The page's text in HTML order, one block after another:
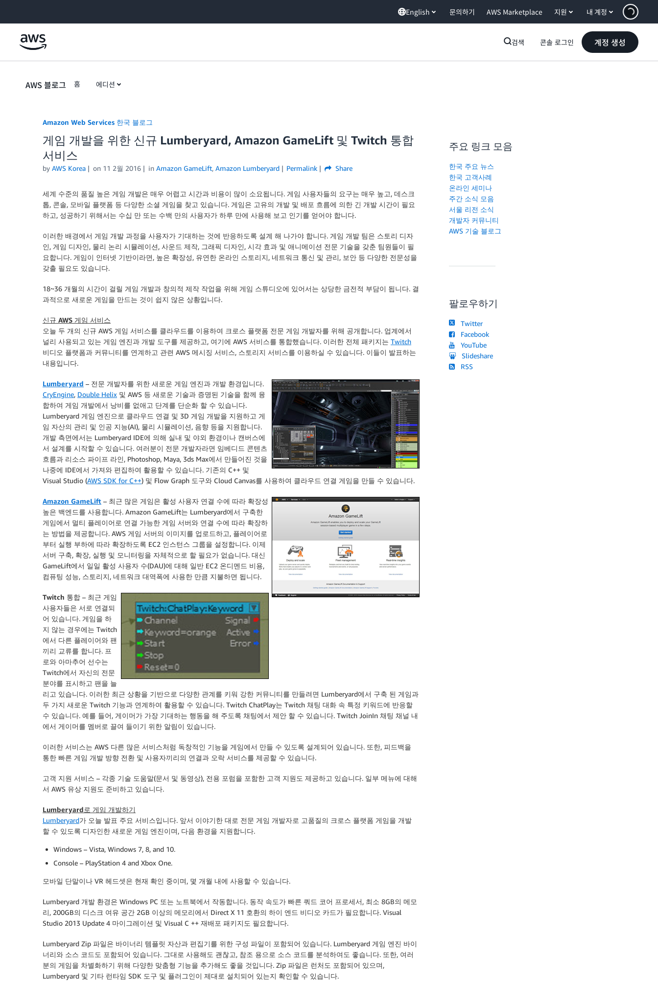
English 문의하기 AWS Marketplace 지원 내 계정
검색 콘솔 로그인 계정 생성
AWS 블로그 홈 에디션
Amazon Web Services 한국 블로그
게임 개발을 위한 신규 Lumberyard, Amazon GameLift 및 Twitch 통합
서비스
by AWS Korea on 11 2월 2016 in Amazon GameLift, Amazon Lumberyard Permalink Share
세계 수준의 품질 높은 게임 개발은 매우 어렵고 시간과 비용이 많이 소요됩니다. 게임 사용자들의 요구는 매우 높고, 데스크
톱, 콘솔, 모바일 플랫폼 등 다양한 소셜 게임을 찾고 있습니다. 게임은 고유의 개발 및 배포 흐름에 의한 긴 개발 시간이 필요
하고, 성공하기 위해서는 수십 만 또는 수백 만의 사용자가 하루 만에 사용해 보고 인기를 얻어야 합니다.
이러한 배경에서 게임 개발 과정을 사용자가 기대하는 것에 반응하도록 설계 해 나가야 합니다. 게임 개발 팀은 스토리 디자
인, 게임 디자인, 물리 논리 시뮬레이션, 사운드 제작, 그래픽 디자인, 시각 효과 및 애니메이션 전문 기술을 갖춘 팀원들이 필
요합니다. 게임이 인터넷 기반이라면, 높은 확장성, 유연한 온라인 스토리지, 네트워크 통신 및 관리, 보안 등 다양한 전문성을
갖출 필요도 있습니다.
18~36 개월의 시간이 걸릴 게임 개발과 창의적 제작 작업을 위해 게임 스튜디오에 있어서는 상당한 금전적 부담이 됩니다. 결
과적으로 새로운 게임을 만드는 것이 쉽지 않은 상황입니다.
신규 AWS 게임 서비스
오늘 두 개의 신규 AWS 게임 서비스를 클라우드를 이용하여 크로스 플랫폼 전문 게임 개발자를 위해 공개합니다. 업계에서
널리 사용되고 있는 게임 엔진과 개발 도구를 제공하고, 여기에 AWS 서비스를 통합했습니다. 이러한 전체 패키지는 Twitch
비디오 플랫폼과 커뮤니티를 연계하고 관련 AWS 메시징 서비스, 스토리지 서비스를 이용하실 수 있습니다. 이들이 발표하는
내용입니다.
Lumberyard – 전문 개발자를 위한 새로운 게임 엔진과 개발 환경입니다.
CryEngine, Double Helix 및 AWS 등 새로운 기술과 증명된 기술을 함께 융
합하여 게임 개발에서 낭비를 없애고 단계를 단순화 할 수 있습니다.
Lumberyard 게임 엔진으로 클라우드 연결 및 3D 게임 개발을 지원하고 게
임 자산의 관리 및 인공 지능(AI), 물리 시뮬레이션, 음향 등을 지원합니다.
개발 측면에서는 Lumberyard IDE에 의해 실내 및 야외 환경이나 캔버스에
서 설계를 시작할 수 있습니다. 여러분이 전문 개발자라면 임베디드 콘텐츠
흐름과 리소스 파이프 라인, Photoshop, Maya, 3ds Max에서 만들어진 것을
나중에 IDE에서 가져와 편집하여 활용할 수 있습니다. 기존의 C++ 및
Visual Studio (AWS SDK for C++) 및 Flow Graph 도구와 Cloud Canvas를 사용하여 클라우드 연결 게임을 만들 수 있습니다.
Amazon GameLift – 최근 많은 게임은 활성 사용자 연결 수에 따라 확장성
높은 백엔드를 사용합니다. Amazon GameLift는 Lumberyard에서 구축한
게임에서 멀티 플레이어로 연결 가능한 게임 서버와 연결 수에 따라 확장하
는 방법을 제공합니다. AWS 게임 서버의 이미지를 업로드하고, 플레이어로
부터 실행 부하에 따라 확장하도록 EC2 인스턴스 그룹을 설정합니다. 이제
서버 구축, 확장, 실행 및 모니터링을 자체적으로 할 필요가 없습니다. 대신
GameLift에서 일일 활성 사용자 수(DAU)에 대해 일반 EC2 온디멘드 비용,
컴퓨팅 성능, 스토리지, 네트워크 대역폭에 사용한 만큼 지불하면 됩니다.
Twitch 통합 – 최근 게임
사용자들은 서로 연결되
어 있습니다. 게임을 하
지 않는 경우에는 Twitch
에서 다른 플레이어와 팬
끼리 교류를 합니다. 프
로와 아마추어 선수는
Twitch에서 자신의 전문
분야를 표시하고 팬을 늘
리고 있습니다. 이러한 최근 상황을 기반으로 다양한 관계를 키워 강한 커뮤니티를 만들려면 Lumberyard에서 구축 된 게임과
두 가지 새로운 Twitch 기능과 연계하여 활용할 수 있습니다. Twitch ChatPlay는 Twitch 채팅 대화 속 특정 키워드에 반응할
수 있습니다. 예를 들어, 게이머가 가장 기대하는 행동을 해 주도록 채팅에서 제안 할 수 있습니다. Twitch JoinIn 채팅 채널 내
에서 게이머를 멤버로 끌여 들이기 위한 알림이 있습니다.
이러한 서비스는 AWS 다른 많은 서비스처럼 독창적인 기능을 게임에서 만들 수 있도록 설계되어 있습니다. 또한, 피드백을
통한 빠른 게임 개발 방향 전환 및 사용자끼리의 연결과 오락 서비스를 제공할 수 있습니다.
고객 지원 서비스 – 각종 기술 도움말(문서 및 동영상), 전용 포럼을 포함한 고객 지원도 제공하고 있습니다. 일부 메뉴에 대해
서 AWS 유상 지원도 준비하고 있습니다.
Lumberyard로 게임 개발하기
Lumberyard가 오늘 발표 주요 서비스입니다. 앞서 이야기한 대로 전문 게임 개발자로 고품질의 크로스 플랫폼 게임을 개발
할 수 있도록 디자인한 새로운 게임 엔진이며, 다음 환경을 지원합니다.
Windows – Vista, Windows 7, 8, and 10.
Console – PlayStation 4 and Xbox One.
모바일 단말이나 VR 헤드셋은 현재 확인 중이며, 몇 개월 내에 사용할 수 있습니다.
Lumberyard 개발 환경은 Windows PC 또는 노트북에서 작동합니다. 동작 속도가 빠른 쿼드 코어 프로세서, 최소 8GB의 메모
리, 200GB의 디스크 여유 공간 2GB 이상의 메모리에서 Direct X 11 호환의 하이 엔드 비디오 카드가 필요합니다. Visual
Studio 2013 Update 4 마이그레이션 및 Visual C ++ 재배포 패키지도 필요합니다.
Lumberyard Zip 파일은 바이너리 템플릿 자산과 편집기를 위한 구성 파일이 포함되어 있습니다. Lumberyard 게임 엔진 바이
너리와 소스 코드도 포함되어 있습니다. 그대로 사용해도 괜찮고, 참조 용으로 소스 코드를 분석하여도 좋습니다. 또한, 여러
분의 게임을 차별화하기 위해 다양한 맞춤형 기능을 추가해도 좋을 것입니다. Zip 파일은 런처도 포함되어 있으며,
Lumberyard 및 기타 런타임 SDK 도구 및 플러그인이 제대로 설치되어 있는지 확인할 수 있습니다.
주요 링크 모음
한국 주요 뉴스
한국 고객사례
온라인 세미나
주간 소식 모음
서울 리전 소식
개발자 커뮤니티
AWS 기술 블로그
팔로우하기
Twitter
Facebook
YouTube
Slideshare
RSS